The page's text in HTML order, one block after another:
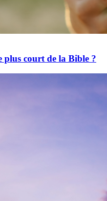
plus court de la Bible ?